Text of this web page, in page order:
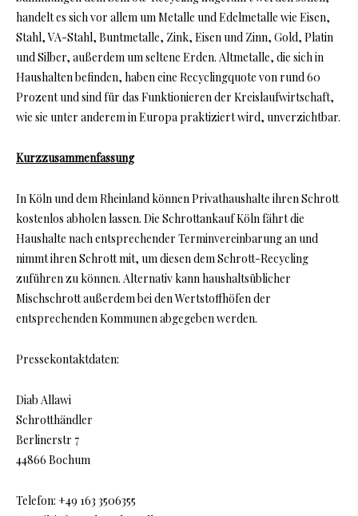
handelt es sich vor allem um Metalle und Edelmetalle wie Eisen,
Stahl, VA-Stahl, Buntmetalle, Zink, Eisen und Zinn, Gold, Platin
und Silber, außerdem um seltene Erden. Altmetalle, die sich in
Haushalten befinden, haben eine Recyclingquote von rund 60
Prozent und sind für das Funktionieren der Kreislaufwirtschaft,
wie sie unter anderem in Europa praktiziert wird, unverzichtbar.
Kurzzusammenfassung
In Köln und dem Rheinland können Privathaushalte ihren Schrott
kostenlos abholen lassen. Die Schrottankauf Köln fährt die
Haushalte nach entsprechender Terminvereinbarung an und
nimmt ihren Schrott mit, um diesen dem Schrott-Recycling
zuführen zu können. Alternativ kann haushaltsüblicher
Mischschrott außerdem bei den Wertstoffhöfen der
entsprechenden Kommunen abgegeben werden.
Pressekontaktdaten:
Diab Allawi
Schrotthändler
Berlinerstr 7
44866 Bochum
Telefon: +49 163 3506355